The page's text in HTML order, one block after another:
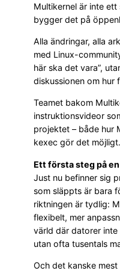
Multikernel är inte
bygger det på
Alla ändringar, alla
med Linux-
här ska det vara”,
diskussionen om hur
Teamet bakom
instruktionsvideor
projektet – både hur
kexec gör det möjligt.
Ett första steg på
Just nu befinner sig
som släppts är bara
riktningen är tydlig:
flexibelt, mer
värld där datorer inte
utan ofta tusentals
Och det kanske mest